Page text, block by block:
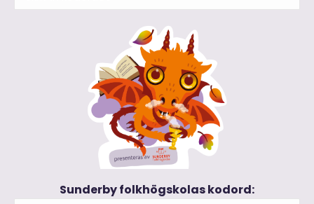
Sunderby folkhögskolas kodord: